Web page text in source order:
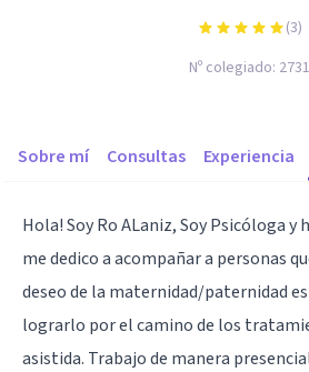
(3)
Nº colegiado: 2731
Sobre mí Consultas Experiencia
Hola! Soy Ro ALaniz, Soy Psicóloga y
me dedico a acompañar a personas
deseo de la maternidad/paternidad
lograrlo por el camino de los
asistida. Trabajo de manera